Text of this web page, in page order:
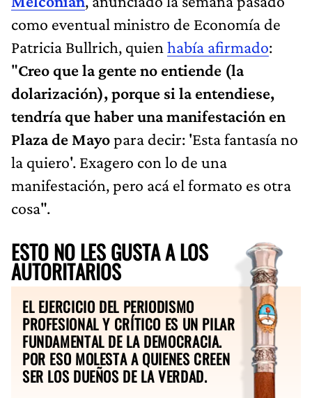
como eventual ministro de Economía de
Patricia Bullrich, quien había afirmado:
"Creo que la gente no entiende (la
dolarización), porque si la entendiese,
tendría que haber una manifestación en
Plaza de Mayopara decir: 'Esta fantasía no
la quiero'. Exagero con lo de una
manifestación, pero acá el formato es otra
cosa".
ESTO NO LES GUSTA A LOS
AUTORITARIOS
EL EJERCICIO DEL PERIODISMO
PROFESIONAL Y CRÍTICO ES UN PILAR
FUNDAMENTAL DE LA DEMOCRACIA.
POR ESO MOLESTA A QUIENES CREEN
SER LOS DUEÑOS DE LA VERDAD.